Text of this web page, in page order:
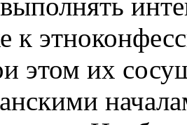
к
этом их